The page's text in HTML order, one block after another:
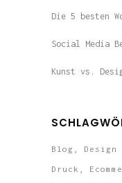
Die 5 besten
Social Media
Kunst vs.
Blog Design
Druck